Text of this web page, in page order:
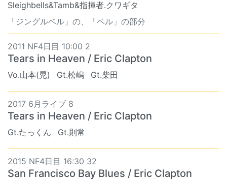
Sleighbells&Tamb&指揮者.クワギタ
「ジングルベル」の、「ベル」の部分
2011 NF4日目 10:00 2
Tears in Heaven / Eric Clapton
Vo.山本(晃) Gt.松嶋 Gt.柴田
2017 6月ライブ 8
Tears in Heaven / Eric Clapton
Gt.たっくん Gt.則常
2015 NF4日目 16:30 32
San Francisco Bay Blues / Eric Clapton